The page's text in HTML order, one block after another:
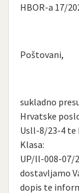
HBOR-a 17/
Poštovani,
sukladno
Hrvatske
Usll-8/23-4 te
Klasa:
UP/ll-008-07/
dostavljamo
dopis te